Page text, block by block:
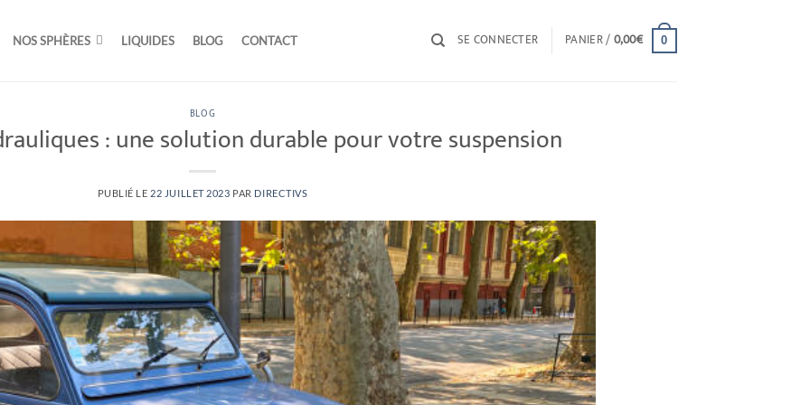
NOS SPHÈRES LIQUIDES BLOG CONTACT SE CONNECTER PANIER /0,00€ 0
BLOG
: une solution durable pour votre suspension
PUBLIÉ LE 22 JUILLET 2023 PAR DIRECTIVS